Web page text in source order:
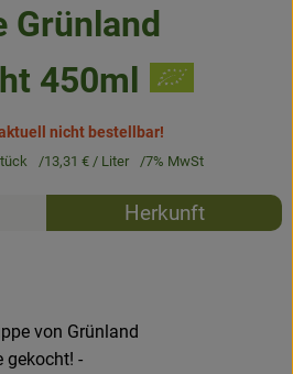
Grünland
450ml
nicht bestellbar!
13,31 € / Liter 7% MwSt
Rezepte
Herkunft
von Grünland
gekocht! -